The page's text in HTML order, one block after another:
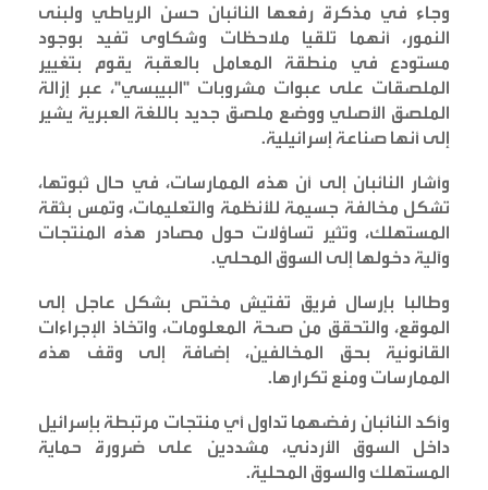
وجاء في مذكرة رفعها النائبان حسن الرياطي ولبنى
النمور، أنهما تلقيا ملاحظات وشكاوى تفيد بوجود
مستودع في منطقة المعامل بالعقبة يقوم بتغيير
الملصقات على عبوات مشروبات "البيبسي"، عبر إزالة
الملصق الأصلي ووضع ملصق جديد باللغة العبرية يشير
إلى أنها صناعة إسرائيلية.
وأشار النائبان إلى أن هذه الممارسات، في حال ثبوتها،
تشكل مخالفة جسيمة للأنظمة والتعليمات، وتمس بثقة
المستهلك، وتثير تساؤلات حول مصادر هذه المنتجات
وآلية دخولها إلى السوق المحلي.
وطالبا بإرسال فريق تفتيش مختص بشكل عاجل إلى
الموقع، والتحقق من صحة المعلومات، واتخاذ الإجراءات
القانونية بحق المخالفين، إضافة إلى وقف هذه
الممارسات ومنع تكرارها.
وأكد النائبان رفضهما تداول أي منتجات مرتبطة بإسرائيل
داخل السوق الأردني، مشددين على ضرورة حماية
المستهلك والسوق المحلية.